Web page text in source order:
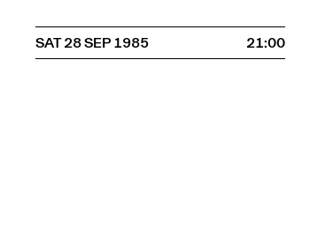
SAT 28 SEP 1985 21:00